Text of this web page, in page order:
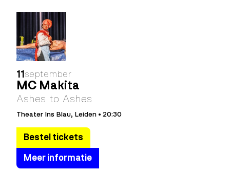
11 september
MC Makita
Ashes to Ashes
Theater Ins Blau, Leiden • 20:30
Bestel tickets
Meer informatie